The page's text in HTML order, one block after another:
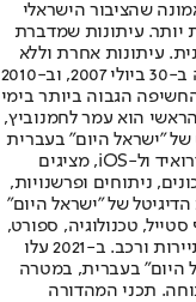
שהציבור הישראלי
יותר. עיתונות שמדברת
עיתונות אחרת וללא
תשלום. המהדורה המודפסת הראשונה פורסמה ב-30 ביולי 2007, וב-2010
הגבוה ביותר בימי
הוא עמר לחמנוביץ,
של "ישראל היום" בעברית
ובאנגלית, כמו כן היישומונים (אפליקציות) לאנדרואיד ול-iOS, מציגים
ניתוחים ופרשנויות,
של "ישראל היום"
טכנולוגיה, ספורט,
כלכלה וצרכנות, בריאות, חיילים, אוכל, יהדות, תיירות ורכב. ב-2021 עלו
היום" בעברית, במטרה
תכני המהדורה